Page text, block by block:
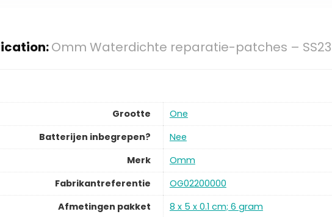
Omm Waterdichte reparatie-patches – SS23
Grootte
One
Batterijen inbegrepen?
Nee
Merk
Omm
Fabrikantreferentie
OG02200000
Afmetingen pakket
8 x 5 x 0.1 cm; 6 gram